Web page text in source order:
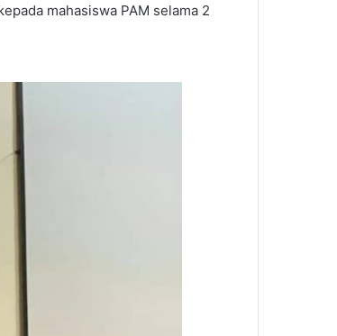
mahasiswa PAM selama 2